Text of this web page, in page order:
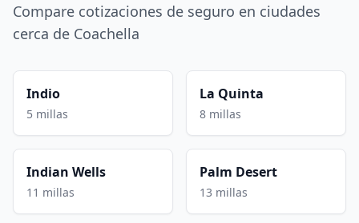
Compare cotizaciones de seguro en ciudades
cerca de Coachella
Indio
5 millas
La Quinta
8 millas
Indian Wells
11 millas
Palm Desert
13 millas